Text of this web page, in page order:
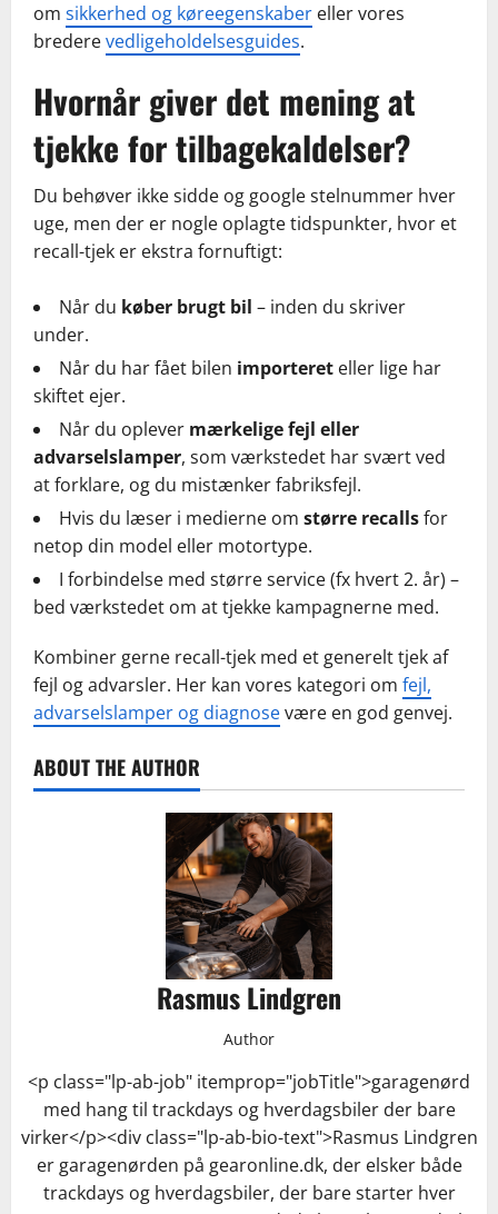
om sikkerhed og køreegenskaber eller vores
brederevedligeholdelsesguides.
Hvornår giver det mening at
tjekke for tilbagekaldelser?
Du behøver ikke sidde og google stelnummer hver
uge, men der er nogle oplagte tidspunkter, hvor et
recall-tjek er ekstra fornuftigt:
Når du køber brugt bil – inden du skriver
under.
Når du har fået bilen importeret eller lige har
skiftet ejer.
Når du oplever mærkelige fejl eller
advarselslamper, som værkstedet har svært ved
at forklare, og du mistænker fabriksfejl.
Hvis du læser i medierne om større recallsfor
netop din model eller motortype.
I forbindelse med større service (fx hvert 2. år) –
bed værkstedet om at tjekke kampagnerne med.
Kombiner gerne recall-tjek med et generelt tjek af
fejl og advarsler. Her kan vores kategori om fejl,
advarselslamper og diagnosevære en god genvej.
ABOUT THE AUTHOR
Rasmus Lindgren
Author
<p class="lp-ab-job" itemprop="jobTitle">garagenørd
med hang til trackdays og hverdagsbiler der bare
virker</p><div class="lp-ab-bio-text">Rasmus Lindgren
er garagenørden på gearonline.dk, der elsker både
trackdays og hverdagsbiler, der bare starter hver